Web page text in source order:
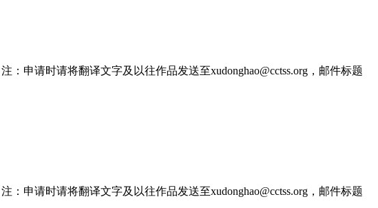
申请时请将翻译文字及以往作品发送至xudonghao@cctss.org，邮件标题
申请时请将翻译文字及以往作品发送至xudonghao@cctss.org，邮件标题